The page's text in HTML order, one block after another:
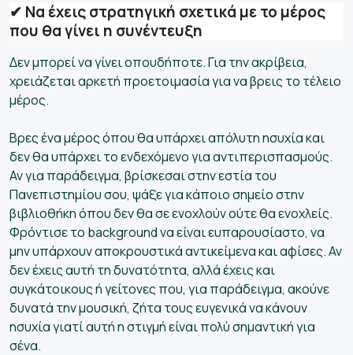
✔ Να έχεις στρατηγική σχετικά με το μέρος
που θα γίνει η συνέντευξη
Δεν μπορεί να γίνει οπουδήποτε. Για την ακρίβεια,
χρειάζεται αρκετή προετοιμασία για να βρεις το τέλειο
μέρος.
Βρες ένα μέρος όπου θα υπάρχει απόλυτη ησυχία και
δεν θα υπάρχει το ενδεχόμενο για αντιπερισπασμούς.
Αν για παράδειγμα, βρίσκεσαι στην εστία του
Πανεπιστημίου σου, ψάξε για κάποιο σημείο στην
βιβλιοθήκη όπου δεν θα σε ενοχλούν ούτε θα ενοχλείς.
Φρόντισε το background να είναι ευπαρουσίαστο, να
μην υπάρχουν αποκρουστικά αντικείμενα και αφίσες. Αν
δεν έχεις αυτή τη δυνατότητα, αλλά έχεις και
συγκάτοικους ή γείτονες που, για παράδειγμα, ακούνε
δυνατά την μουσική, ζήτα τους ευγενικά να κάνουν
ησυχία γιατί αυτή η στιγμή είναι πολύ σημαντική για
σένα.